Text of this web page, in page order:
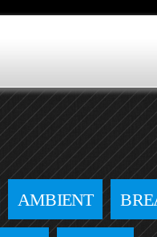
AMBIENT